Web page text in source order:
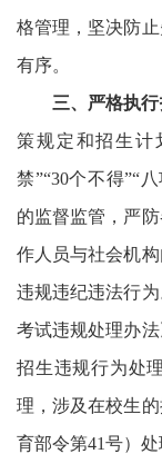
格管理，坚决防
有序。
三、严格执行
策规定和招生计
禁”“30个不得”“
的监督监管，严
作人员与社会机
违规违纪违法行
考试违规处理办
招生违规行为处
理，涉及在校生
育部令第41号）处